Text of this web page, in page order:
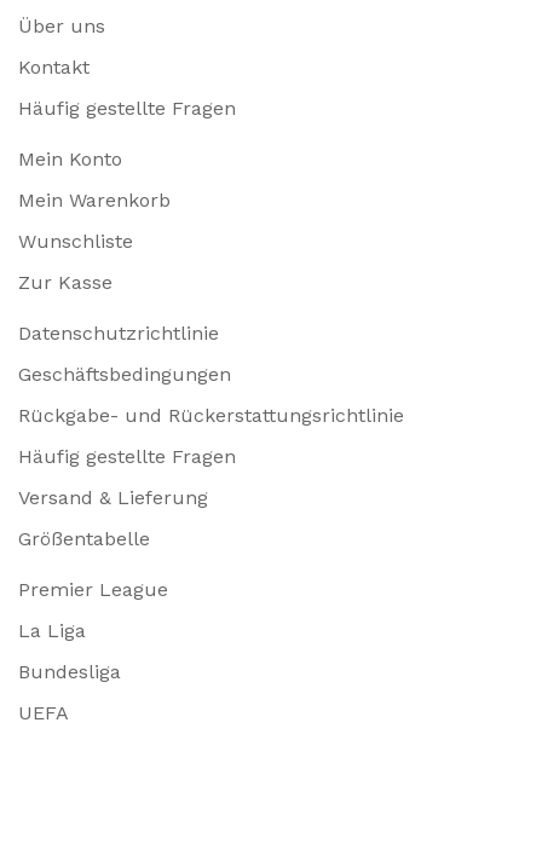
Über uns
Kontakt
Häufig gestellte Fragen
Mein Konto
Mein Warenkorb
Wunschliste
Zur Kasse
Datenschutzrichtlinie
Geschäftsbedingungen
Rückgabe- und Rückerstattungsrichtlinie
Häufig gestellte Fragen
Versand & Lieferung
Größentabelle
Premier League
La Liga
Bundesliga
UEFA